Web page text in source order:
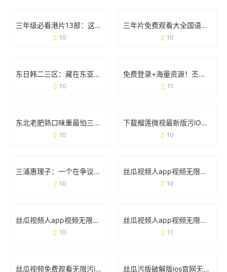
三年级必看港片13部：这波经典电影清单，你家娃看过几部？
10
三年片免费观看大全国语第二季：剧情升级与追剧攻略
10
东日韩二三区：藏在东亚的“隐形冠军”是如何炼成的？
10
免费登录+海量资源！丕丕漫画网站登录页面免费体验全攻略
11
东北老肥熟口味重最怕三个东西：当豪横遇上新挑战
10
下载榴莲微视最新版污iOS：用户需求与使用场景全解读
10
三浦惠理子：一个在争议与热爱中成长的女性符号
10
丝瓜视频人app视频无限看ios福利版：如何用一款工具满足追剧需求？
10
丝瓜视频人app视频无限看在线免费：这波操作到底有多爽？
10
丝瓜视频人app视频无限看污：你需要了解的5个真相
11
丝瓜视频免费观看无限污iOS版：用户需求与安全风险的真实讨论 丝瓜污版破解版ios官网无限观看的真相与风险指南